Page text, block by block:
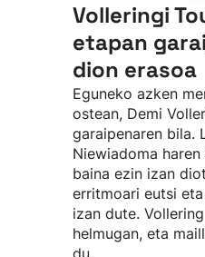
Volleringi
etapan
dion erasoa
Eguneko azken
ostean, Demi
garaipenaren bila.
Niewiadoma
baina ezin izan
erritmoari eutsi
izan dute.
helmugan, eta
du.